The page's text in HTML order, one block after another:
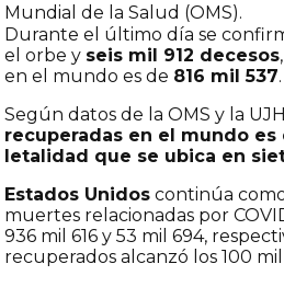
Mundial de la Salud (OMS).
Durante el último día se
el orbe y seis mil 912 decesos
en el mundo es de 816 mil 537.
Según datos de la OMS y la
recuperadas en el mundo es
letalidad que se ubica en
Estados Unidos continúa
muertes relacionadas por
936 mil 616 y 53 mil 694,
recuperados alcanzó los 100 mil